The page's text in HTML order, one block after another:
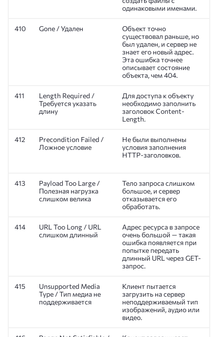
одинаковыми именами.
410 Gone / Удален
Объект точно
существовал раньше, но
был удален, и сервер не
знает его новый адрес.
Эта ошибка точнее
описывает состояние
объекта, чем 404.
411
Length Required /
Требуется указать
длину
Для доступа к объекту
необходимо заполнить
заголовок Content-
Length.
412
Precondition Failed /
Ложное условие
Не были выполнены
условия заполнения
HTTP-заголовков.
413
Payload Too Large /
Полезная нагрузка
слишком велика
Тело запроса слишком
большое, и сервер
отказывается его
обработать.
414
URL Too Long / URL
слишком длинный
Адрес ресурса в запросе
очень большой — такая
ошибка появляется при
попытке передать
длинный URL через GET-
запрос.
415
Unsupported Media
Type / Тип медиа не
поддерживается
Клиент пытается
загрузить на сервер
неподдерживаемый тип
изображений, аудио или
видео.